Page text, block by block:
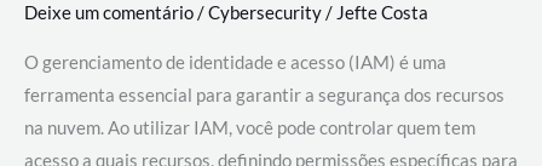
Deixe um comentário/Cybersecurity/ Jefte Costa
O gerenciamento de identidade e acesso (IAM) é uma
ferramenta essencial para garantir a segurança dos recursos
na nuvem. Ao utilizar IAM, você pode controlar quem tem
acesso a quais recursos, definindo permissões específicas para